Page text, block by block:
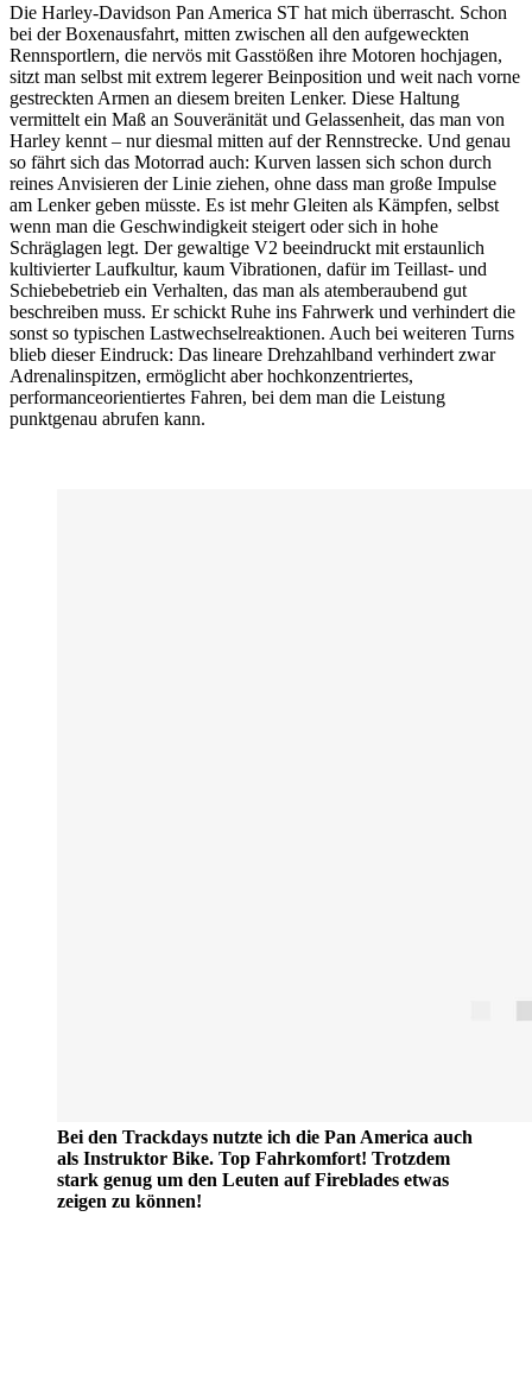
Die Harley-Davidson Pan America ST hat mich überrascht. Schon
bei der Boxenausfahrt, mitten zwischen all den aufgeweckten
Rennsportlern, die nervös mit Gasstößen ihre Motoren hochjagen,
sitzt man selbst mit extrem legerer Beinposition und weit nach vorne
gestreckten Armen an diesem breiten Lenker. Diese Haltung
vermittelt ein Maß an Souveränität und Gelassenheit, das man von
Harley kennt – nur diesmal mitten auf der Rennstrecke. Und genau
so fährt sich das Motorrad auch: Kurven lassen sich schon durch
reines Anvisieren der Linie ziehen, ohne dass man große Impulse
am Lenker geben müsste. Es ist mehr Gleiten als Kämpfen, selbst
wenn man die Geschwindigkeit steigert oder sich in hohe
Schräglagen legt. Der gewaltige V2 beeindruckt mit erstaunlich
kultivierter Laufkultur, kaum Vibrationen, dafür im Teillast- und
Schiebebetrieb ein Verhalten, das man als atemberaubend gut
beschreiben muss. Er schickt Ruhe ins Fahrwerk und verhindert die
sonst so typischen Lastwechselreaktionen. Auch bei weiteren Turns
blieb dieser Eindruck: Das lineare Drehzahlband verhindert zwar
Adrenalinspitzen, ermöglicht aber hochkonzentriertes,
performanceorientiertes Fahren, bei dem man die Leistung
punktgenau abrufen kann.
Bei den Trackdays nutzte ich die Pan America auch
als Instruktor Bike. Top Fahrkomfort! Trotzdem
stark genug um den Leuten auf Fireblades etwas
zeigen zu können!